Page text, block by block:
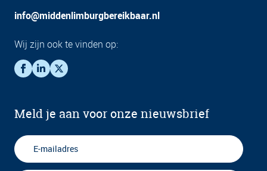
info@middenlimburgbereikbaar.nl
Wij zijn ook te vinden op:
Meld je aan voor onze nieuwsbrief